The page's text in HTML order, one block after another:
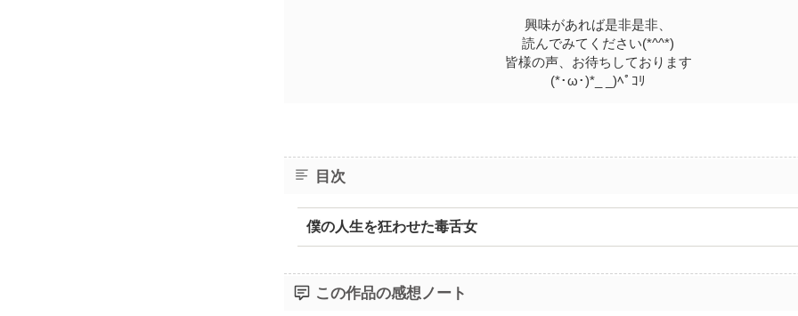
興味があれば是非是非、
読んでみてください(*^^*)
皆様の声、お待ちしております
(*･ω･)*_ _)ﾍﾟｺﾘ
目次
僕の人生を狂わせた毒舌女
この作品の感想ノート